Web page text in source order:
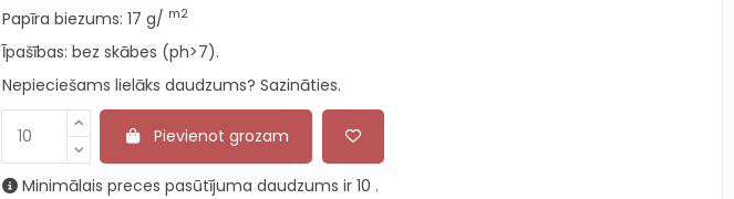
Papīra biezums: 17 g/ m2
Īpašības: bez skābes (ph>7).
Nepieciešams lielāks daudzums? Sazināties.
Pievienot grozam
Minimālais preces pasūtījuma daudzums ir 10 .